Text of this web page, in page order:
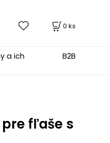
0 ks
a ich
B2B
pre fľaše s